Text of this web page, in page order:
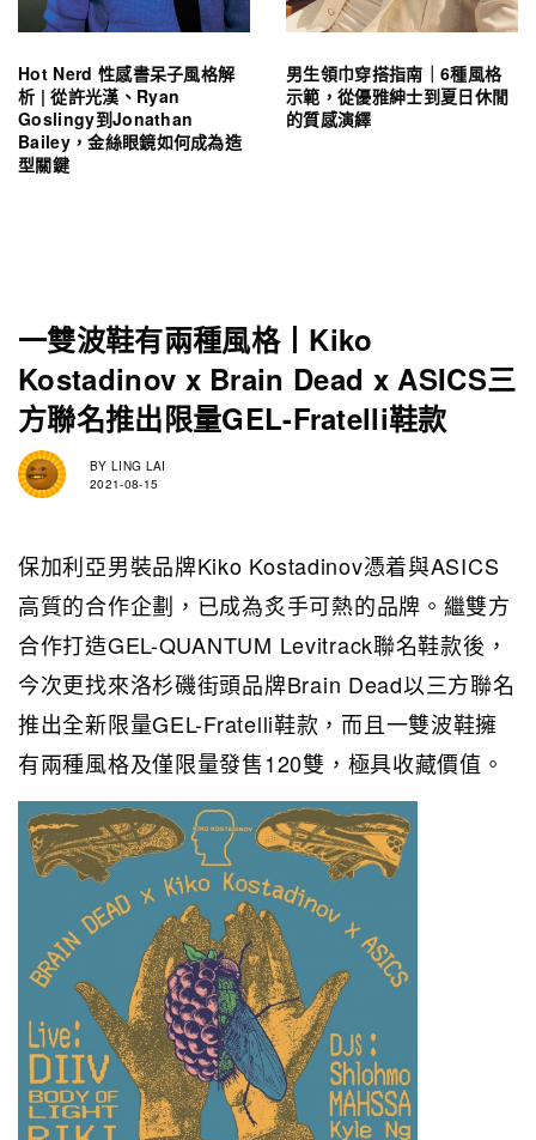
Hot Nerd 性感書呆子風格解
析 | 從許光漢、Ryan
Goslingy到Jonathan
Bailey，金絲眼鏡如何成為造
型關鍵
男生領巾穿搭指南｜6種風格
示範，從優雅紳士到夏日休閒
的質感演繹
一雙波鞋有兩種風格丨Kiko
Kostadinov x Brain Dead x ASICS三
方聯名推出限量GEL-Fratelli鞋款
BY LING LAI
2021-08-15
保加利亞男裝品牌Kiko Kostadinov憑着與ASICS
高質的合作企劃，已成為炙手可熱的品牌。繼雙方
合作打造GEL-QUANTUM Levitrack聯名鞋款後，
今次更找來洛杉磯街頭品牌Brain Dead以三方聯名
推出全新限量GEL-Fratelli鞋款，而且一雙波鞋擁
有兩種風格及僅限量發售120雙，極具收藏價值。